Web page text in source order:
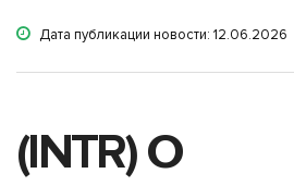
Дата публикации новости: 12.06.2026
(INTR) О